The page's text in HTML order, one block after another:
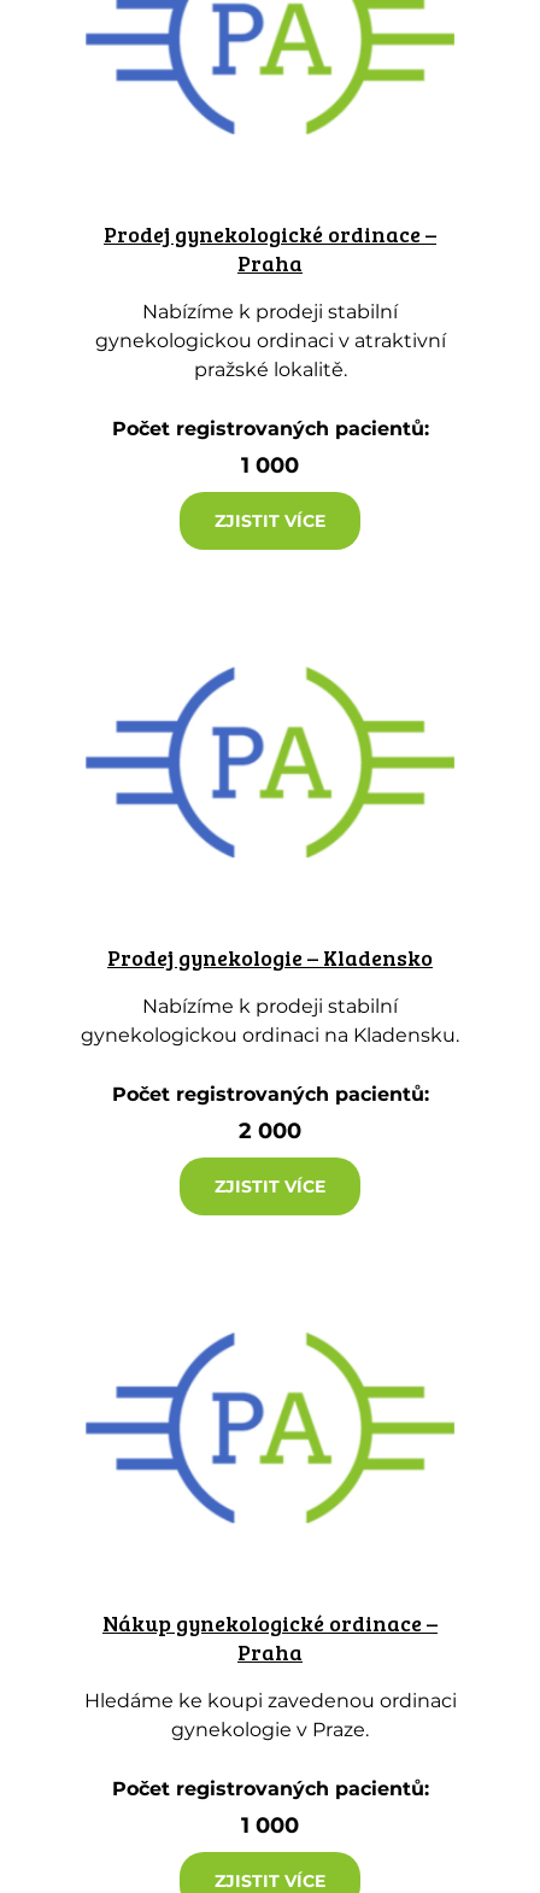
Prodej gynekologické ordinace –
Praha
Nabízíme k prodeji stabilní
gynekologickou ordinaci v atraktivní
pražské lokalitě.
Počet registrovaných pacientů:
1 000
ZJISTIT VÍCE
Prodej gynekologie – Kladensko
Nabízíme k prodeji stabilní
gynekologickou ordinaci na Kladensku.
Počet registrovaných pacientů:
2 000
ZJISTIT VÍCE
Nákup gynekologické ordinace –
Praha
Hledáme ke koupi zavedenou ordinaci
gynekologie v Praze.
Počet registrovaných pacientů:
1 000
ZJISTIT VÍCE